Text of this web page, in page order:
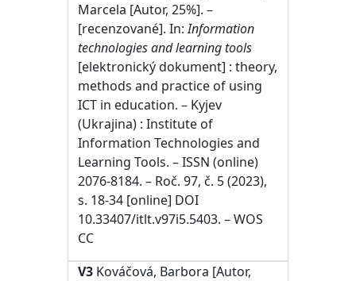
Marcela [Autor, 25%]. –
[recenzované]. In:Information
technologies and learning tools
[elektronický dokument] : theory,
methods and practice of using
ICT in education. – Kyjev
(Ukrajina) : Institute of
Information Technologies and
Learning Tools. – ISSN (online)
2076-8184. – Roč. 97, č. 5 (2023),
s. 18-34 [online] DOI
10.33407/itlt.v97i5.5403. – WOS
CC
V3 Kováčová, Barbora [Autor,